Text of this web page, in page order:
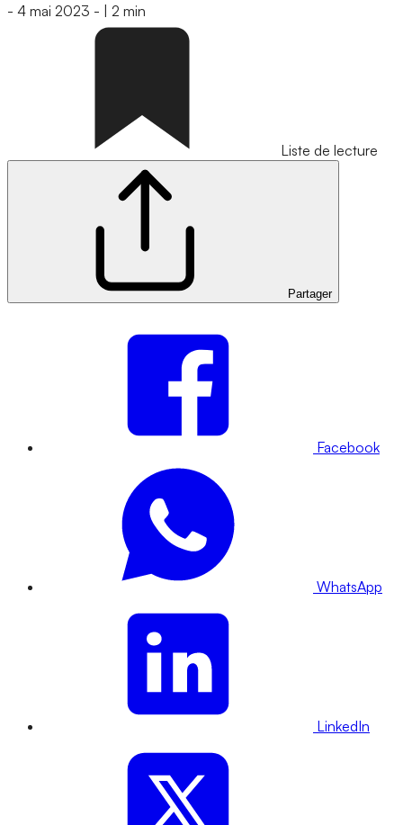
- 4 mai 2023 - 2 min
Liste de lecture
Partager
Facebook
WhatsApp
LinkedIn